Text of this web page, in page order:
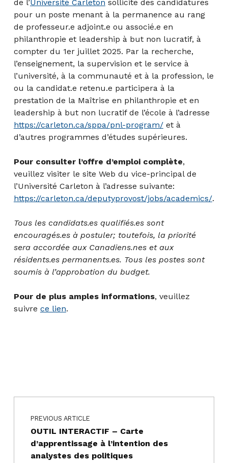
de l’Université Carleton sollicite des candidatures
pour un poste menant à la permanence au rang
de professeur.e adjoint.e ou associé.e en
philanthropie et leadership à but non lucratif, à
compter du 1er juillet 2025. Par la recherche,
l’enseignement, la supervision et le service à
l’université, à la communauté et à la profession, le
ou la candidat.e retenu.e participera à la
prestation de la Maîtrise en philanthropie et en
leadership à but non lucratif de l’école à l’adresse
https://carleton.ca/sppa/pnl-program/et à
d’autres programmes d’études supérieures.
Pour consulter l’offre d’emploi complète,
veuillez visiter le site Web du vice-principal de
l’Université Carleton à l’adresse suivante:
https://carleton.ca/deputyprovost/jobs/academics/.
Tous les candidats.es qualifiés.es sont
encouragés.es à postuler; toutefois, la priorité
sera accordée aux Canadiens.nes et aux
résidents.es permanents.es. Tous les postes sont
soumis à l’approbation du budget.
Pour de plus amples informations, veuillez
suivre ce lien.
Skip back to main navigation
Navigation de l’article
PREVIOUS ARTICLE
OUTIL INTERACTIF – Carte
d’apprentissage à l’intention des
analystes des politiques